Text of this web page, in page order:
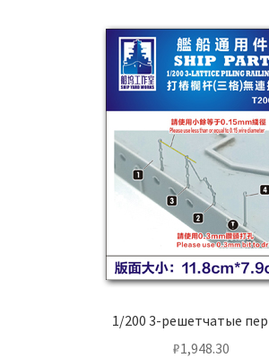
1/200 3-решетчатые
₽1,948.30